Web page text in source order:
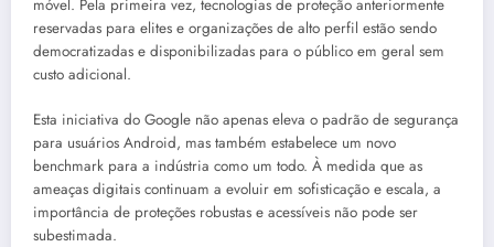
móvel. Pela primeira vez, tecnologias de proteção anteriormente
reservadas para elites e organizações de alto perfil estão sendo
democratizadas e disponibilizadas para o público em geral sem
custo adicional.
Esta iniciativa do Google não apenas eleva o padrão de segurança
para usuários Android, mas também estabelece um novo
benchmark para a indústria como um todo. À medida que as
ameaças digitais continuam a evoluir em sofisticação e escala, a
importância de proteções robustas e acessíveis não pode ser
subestimada.